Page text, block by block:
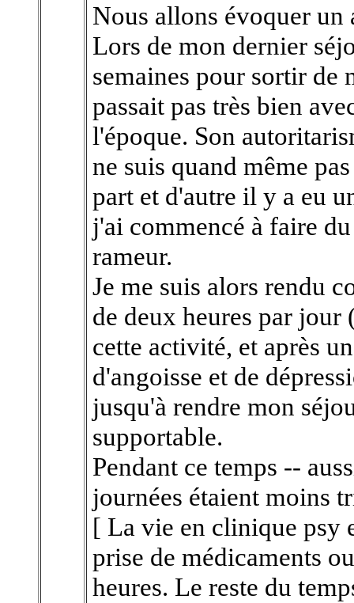
Nous allons évoquer un
Lors de mon dernier
semaines pour sortir de
passait pas très bien
l'époque. Son
ne suis quand même
part et d'autre il y a eu
j'ai commencé à faire
rameur.
Je me suis alors rendu
de deux heures par jour
cette activité, et après
d'angoisse et de
jusqu'à rendre mon
supportable.
Pendant ce temps --
journées étaient moins
[ La vie en clinique psy
prise de médicaments
heures. Le reste du